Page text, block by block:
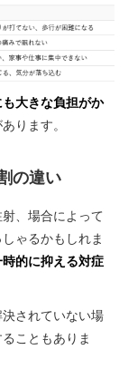
大きな負担がか
ります。
の違い
、場合によって
ゃるかもしれま
的に抑える対症
されていない場
こともありま